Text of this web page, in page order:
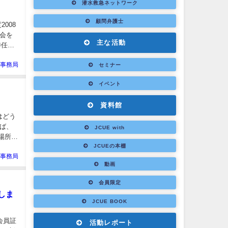
を
が
務局
う
、
所
務局
ま
員証
潜水救急ネットワーク
顧問弁護士
主な活動
セミナー
イベント
資料館
JCUE with
JCUEの本棚
動画
会員限定
JCUE BOOK
活動レポート